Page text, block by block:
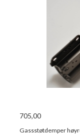
705,00
Gassstøtdemper